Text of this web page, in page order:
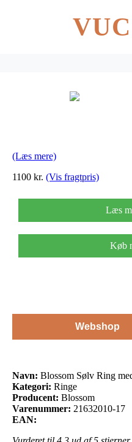
(Læs mere)
1100 kr. (Vis fragtpris)
Læs
Køb
Webshop
Navn: Blossom Sølv Ring
Kategori: Ringe
Producent: Blossom
Varenummer: 21632010-17
EAN: